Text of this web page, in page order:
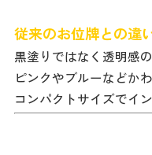
従来のお位牌との違
黒塗りではなく透明感
ピンクやブルーなどか
コンパクトサイズでイ